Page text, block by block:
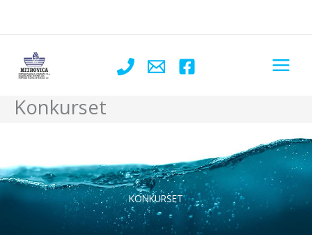
Konkurset
KONKURSET